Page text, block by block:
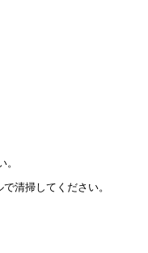
清掃してください。